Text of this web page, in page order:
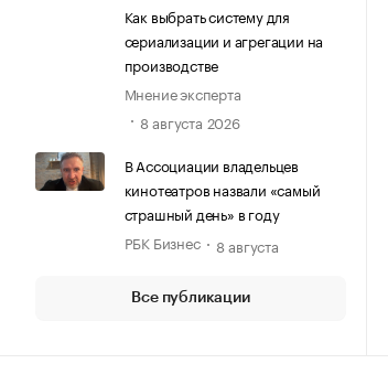
Как выбрать систему для
сериализации и агрегации на
производстве
Мнение эксперта
8 августа 2026
В Ассоциации владельцев
кинотеатров назвали «самый
страшный день» в году
РБК Бизнес
8 августа
Все публикации